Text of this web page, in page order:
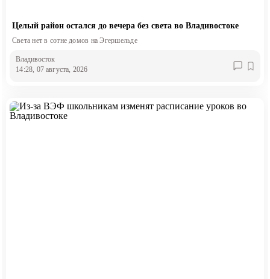
Вся лента
Целый район остался до вечера без света во Владивостоке
Света нет в сотне домов на Эгершельде
Владивосток
14:28, 07 августа, 2026